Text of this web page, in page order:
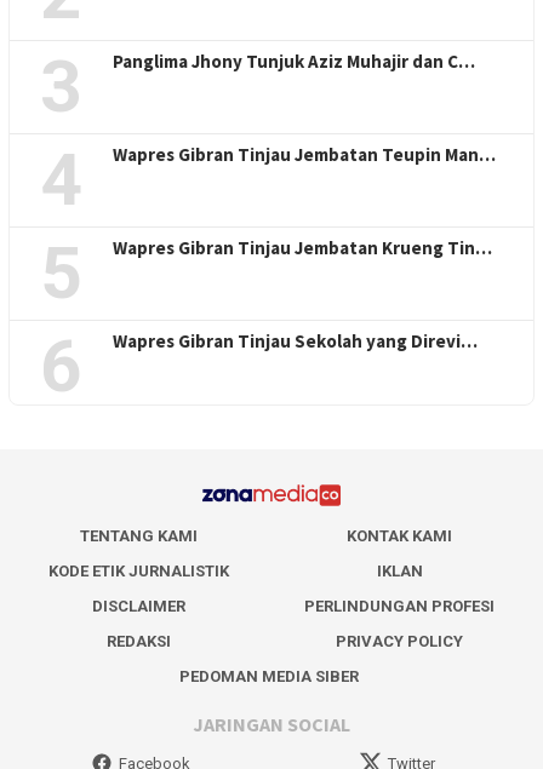
3 Panglima Jhony Tunjuk Aziz Muhajir dan C…
4 Wapres Gibran Tinjau Jembatan Teupin Man…
5 Wapres Gibran Tinjau Jembatan Krueng Tin…
6 Wapres Gibran Tinjau Sekolah yang Direvi…
TENTANG KAMI
KONTAK KAMI
KODE ETIK JURNALISTIK
IKLAN
DISCLAIMER
PERLINDUNGAN PROFESI
REDAKSI
PRIVACY POLICY
PEDOMAN MEDIA SIBER
JARINGAN SOCIAL
Facebook Twitter